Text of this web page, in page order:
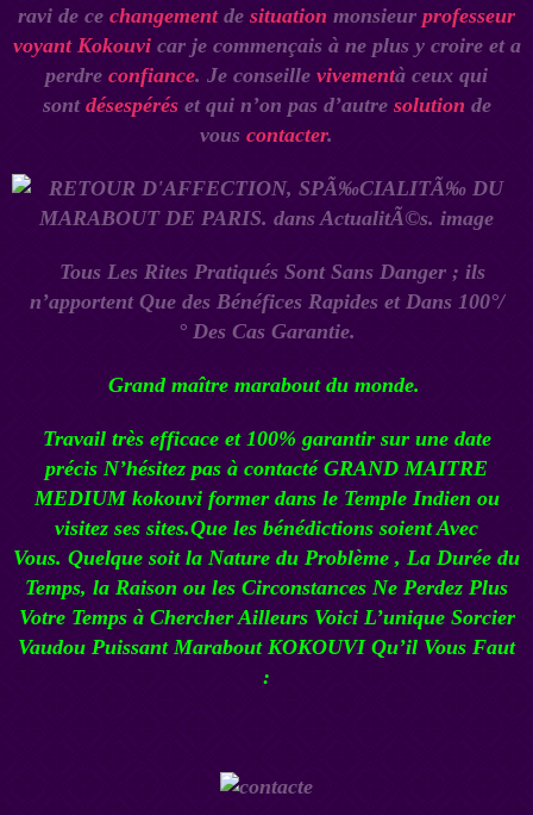
ravi de ce changementde situation monsieur professeur
voyant Kokouvi car je commençais à ne plus y croire et a
perdre confiance. Je conseille vivementà ceux qui
sont désespérés et qui n’on pas d’autre solution de
vous contacter.
Tous Les Rites Pratiqués Sont Sans Danger ; ils
n’apportent Que des Bénéfices Rapides et Dans 100°/
° Des Cas Garantie.
Grand maître marabout du monde.
Travail très efficace et 100% garantir sur une date
précis N’hésitez pas à contacté GRAND MAITRE
MEDIUM kokouviformer dans le Temple Indien ou
visitez ses sites.Que les bénédictions soient Avec
Vous. Quelque soit la Nature du Problème , La Durée du
Temps, la Raison ou les Circonstances Ne Perdez Plus
Votre Temps à Chercher Ailleurs Voici L’unique Sorcier
Vaudou Puissant Marabout KOKOUVIQu’il Vous Faut
: